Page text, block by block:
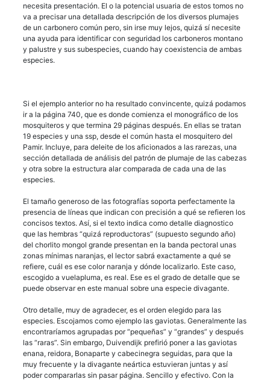
necesita presentación. El o la potencial usuaria de estos tomos no
va a precisar una detallada descripción de los diversos plumajes
de un carbonero común pero, sin irse muy lejos, quizá sí necesite
una ayuda para identificar con seguridad los carboneros montano
y palustre y sus subespecies, cuando hay coexistencia de ambas
especies.
Si el ejemplo anterior no ha resultado convincente, quizá podamos
ir a la página 740, que es donde comienza el monográfico de los
mosquiteros y que termina 29 páginas después. En ellas se tratan
19 especies y una ssp, desde el común hasta el mosquitero del
Pamir. Incluye, para deleite de los aficionados a las rarezas, una
sección detallada de análisis del patrón de plumaje de las cabezas
y otra sobre la estructura alar comparada de cada una de las
especies.
El tamaño generoso de las fotografías soporta perfectamente la
presencia de líneas que indican con precisión a qué se refieren los
concisos textos. Así, si el texto indica como detalle diagnostico
que las hembras “quizá reproductoras” (supuesto segundo año)
del chorlito mongol grande presentan en la banda pectoral unas
zonas mínimas naranjas, el lector sabrá exactamente a qué se
refiere, cuál es ese color naranja y dónde localizarlo. Este caso,
escogido a vuelapluma, es real. Ese es el grado de detalle que se
puede observar en este manual sobre una especie divagante.
Otro detalle, muy de agradecer, es el orden elegido para las
especies. Escojamos como ejemplo las gaviotas. Generalmente las
encontraríamos agrupadas por “pequeñas” y “grandes” y después
las “raras”. Sin embargo, Duivendijk prefirió poner a las gaviotas
enana, reidora, Bonaparte y cabecinegra seguidas, para que la
muy frecuente y la divagante neártica estuvieran juntas y así
poder compararlas sin pasar página. Sencillo y efectivo. Con la